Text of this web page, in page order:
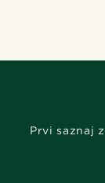
Prvi saznaj